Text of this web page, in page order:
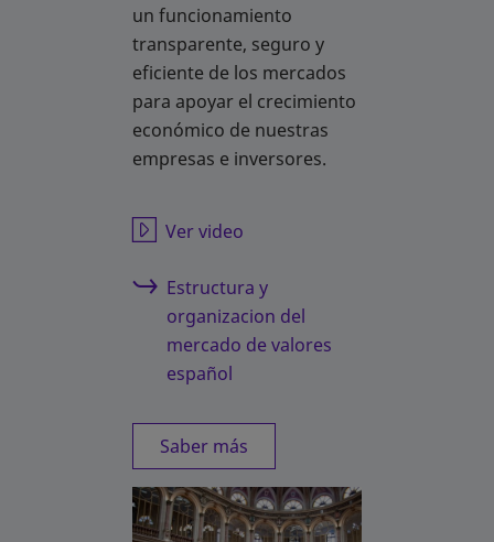
un funcionamiento
transparente, seguro y
eficiente de los mercados
para apoyar el crecimiento
económico de nuestras
empresas e inversores.
Ver video
se abre en una pestaña nueva
Estructura y
organizacion del
mercado de valores
español
Saber más